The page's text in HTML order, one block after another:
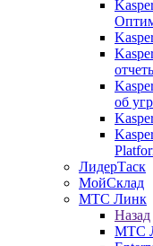
об
ЛидерТаск
МойСклад
МТС Линк
Назад
МТС